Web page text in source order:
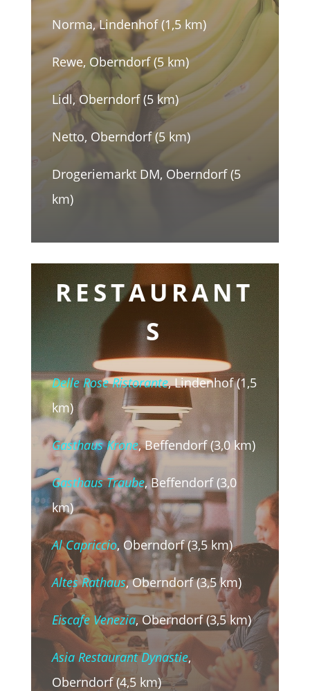
Norma, Lindenhof (1,5 km)
Rewe, Oberndorf (5 km)
Lidl, Oberndorf (5 km)
Netto, Oberndorf (5 km)
Drogeriemarkt DM, Oberndorf (5
km)
RESTAURANT
S
Delle Rose Ristorante, Lindenhof (1,5
km)
Gasthaus Krone, Beffendorf (3,0 km)
Gasthaus Traube, Beffendorf (3,0
km)
Al Capriccio, Oberndorf (3,5 km)
Altes Rathaus, Oberndorf (3,5 km)
Eiscafe Venezia, Oberndorf (3,5 km)
Asia Restaurant Dynastie,
Oberndorf (4,5 km)